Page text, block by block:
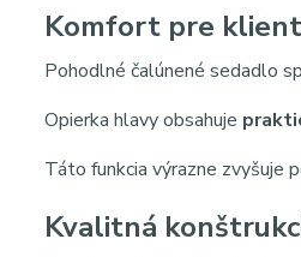
Komfort pre
Pohodlné čalúnené sedadlo
Opierka hlavy obsahuje
Táto funkcia výrazne zvyšuje
Kvalitná